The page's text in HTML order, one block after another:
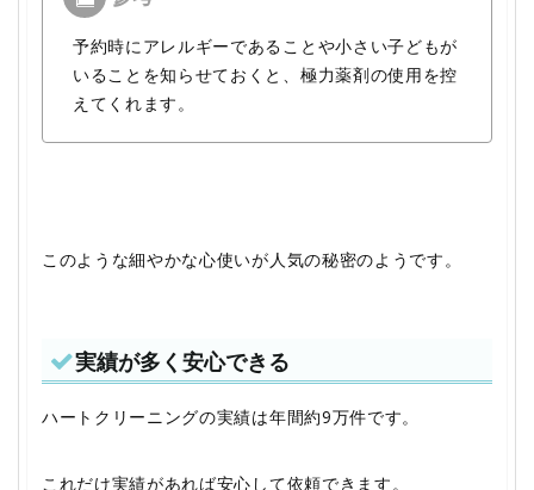
予約時にアレルギーであることや小さい子どもが
いることを知らせておくと、極力薬剤の使用を控
えてくれます。
このような細やかな心使いが人気の秘密のようです。
実績が多く安心できる
ハートクリーニングの実績は年間約9万件です。
これだけ実績があれば安心して依頼できます。